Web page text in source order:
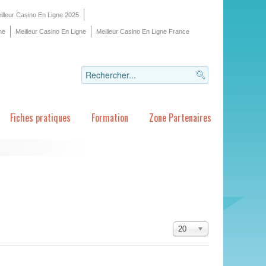
Casino En Ligne 2025
Meilleur Casino En Ligne Meilleur Casino En Ligne France
Fiches pratiques Formation Zone Partenaires
20